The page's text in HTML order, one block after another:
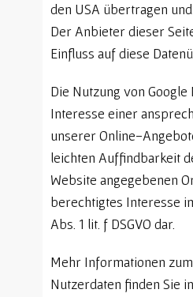
den USA übertragen
Der Anbieter dieser
Einfluss auf diese
Die Nutzung von
Interesse einer
unserer Online-
leichten Auffindbarkeit
Website angegebenen
berechtigtes Interesse
Abs. 1 lit. f DSGVO dar.
Mehr Informationen
Nutzerdaten finden Sie